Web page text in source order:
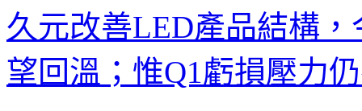
久元改善LED產品結構，
望回溫；惟Q1虧損壓力